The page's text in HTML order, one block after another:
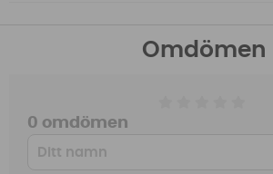
Omdömen
0 omdömen